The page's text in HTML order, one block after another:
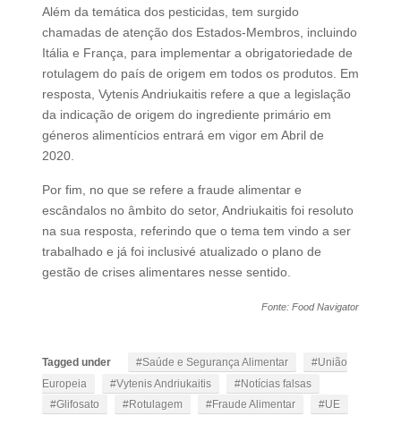
Além da temática dos pesticidas, tem surgido
chamadas de atenção dos Estados-Membros, incluindo
Itália e França, para implementar a obrigatoriedade de
rotulagem do país de origem em todos os produtos. Em
resposta, Vytenis Andriukaitis refere a que a legislação
da indicação de origem do ingrediente primário em
géneros alimentícios entrará em vigor em Abril de
2020.
Por fim, no que se refere a fraude alimentar e
escândalos no âmbito do setor, Andriukaitis foi resoluto
na sua resposta, referindo que o tema tem vindo a ser
trabalhado e já foi inclusivé atualizado o plano de
gestão de crises alimentares nesse sentido.
Fonte: Food Navigator
Tagged under Saúde e Segurança Alimentar
União
Europeia
Vytenis Andriukaitis
Notícias falsas
Glifosato
Rotulagem Fraude Alimentar UE